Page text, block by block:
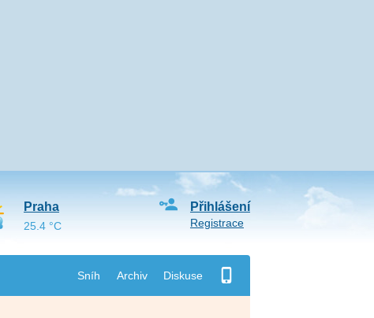
Sníh Archiv Diskuse
Přihlášení
Registrace
Praha
25.4 °C